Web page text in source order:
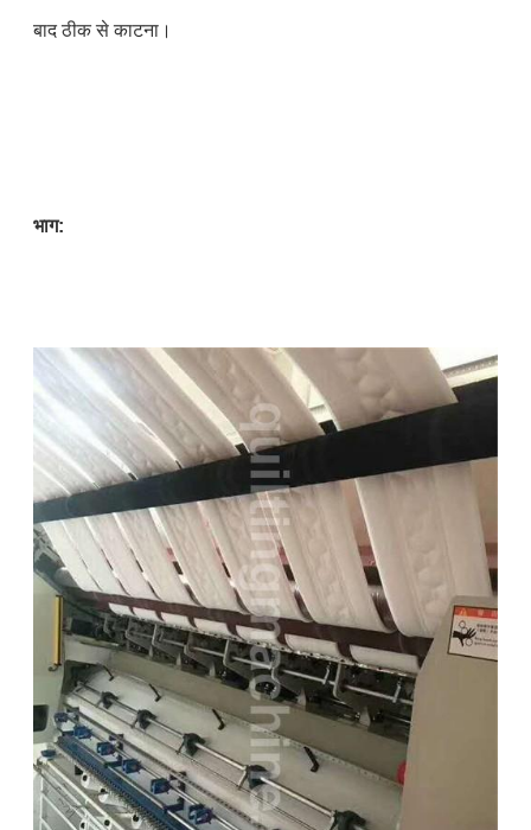
बाद ठीक से काटना।
भाग: